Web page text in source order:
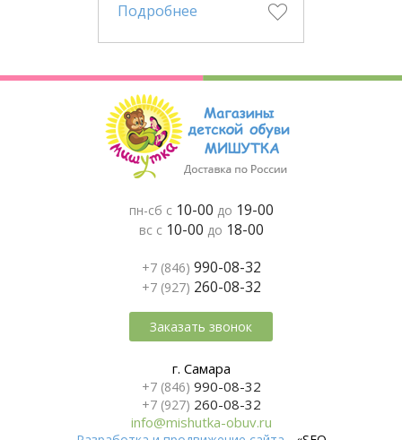
Подробнее
пн-сб с 10-00 до 19-00
вс с 10-00 до 18-00
+7 (846) 990-08-32
+7 (927) 260-08-32
Заказать звонок
г. Самара
+7 (846) 990-08-32
+7 (927) 260-08-32
info@mishutka-obuv.ru